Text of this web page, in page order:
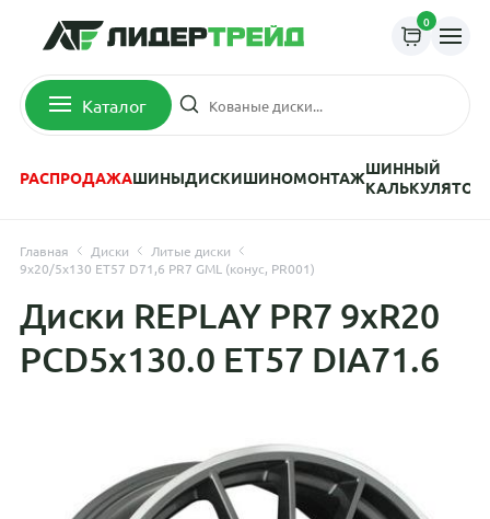
0
Каталог
РАСПРОДАЖАШИНЫДИСКИШИНОМОНТАЖШИННЫЙ
КАЛЬКУЛЯТОР
Главная Диски
Литые диски
9x20/5x130 ET57 D71,6 PR7 GML (конус, PR001)
Диски REPLAY PR7 9xR20
PCD5x130.0 ET57 DIA71.6